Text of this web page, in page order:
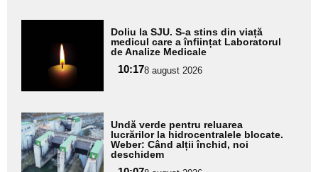
aici textul
pentru
subtitlu
Doliu la SJU. S-a stins din viață
medicul care a înființat Laboratorul
de Analize Medicale
10:178 august 2026
Adaugă
aici textul
pentru
Undă verde pentru reluarea
lucrărilor la hidrocentralele blocate.
Weber: Când alții închid, noi
deschidem